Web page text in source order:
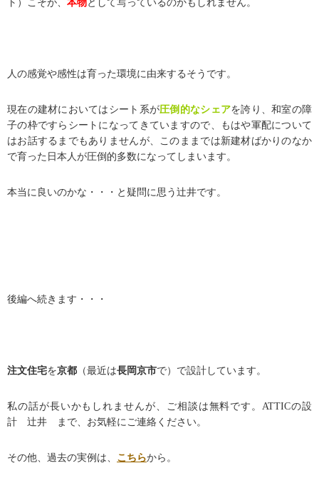
ト）こそが、 本物 として写っているのかもしれません。
人の感覚や感性は育った環境に由来するそうです。
現在の建材においてはシート系が圧倒的なシェアを誇り、和室の障
子の枠ですらシートになってきていますので、もはや軍配について
はお話するまでもありませんが、このままでは新建材ばかりのなか
で育った日本人が圧倒的多数になってしまいます。
本当に良いのかな・・・と疑問に思う辻井です。
後編へ続きます・・・
注文住宅を京都 （最近は長岡京市で）で設計しています。
私の話が長いかもしれませんが、ご相談は無料です。 ATTICの設
計 辻井 まで、お気軽にご連絡ください。
その他、過去の実例は、 こちらから。